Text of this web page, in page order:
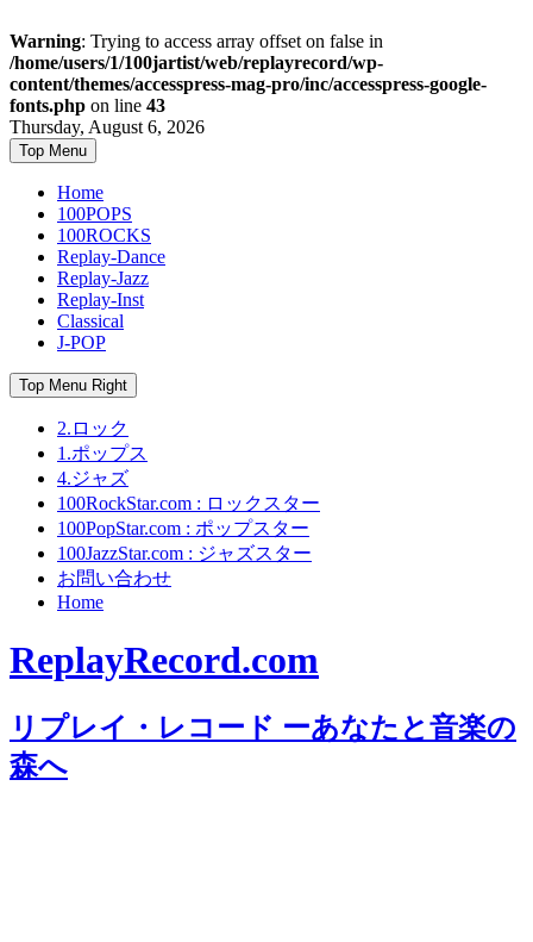
Warning: Trying to access array offset on false in
/home/users/1/100jartist/web/replayrecord/wp-
content/themes/accesspress-mag-pro/inc/accesspress-google-
fonts.php on line 43
Skip
to
content
Thursday, August 6, 2026
Top Menu
Home
100POPS
100ROCKS
Replay-Dance
Replay-Jazz
Replay-Inst
Classical
J-POP
Top Menu Right
2.ロック
1.ポップス
4.ジャズ
100RockStar.com : ロックスター
100PopStar.com : ポップスター
100JazzStar.com : ジャズスター
お問い合わせ
Home
ReplayRecord.com
リプレイ・レコード ーあなたと音楽の
森へ